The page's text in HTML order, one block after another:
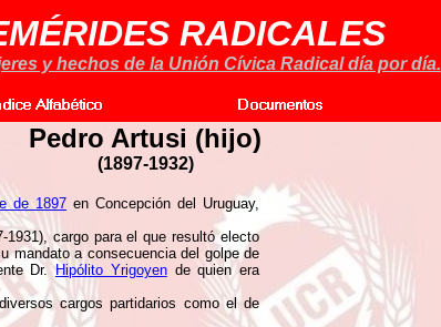
RADICALES
y hechos de la Unión Cívica Radical día por día.
Pedro Artusi (hijo)
(1897-1932)
de 1897 en Concepción del Uruguay,
cargo para el que resultó electo
mandato a consecuencia del golpe de
Dr.Hipólito Yrigoyende quien era
cargos partidarios como el de